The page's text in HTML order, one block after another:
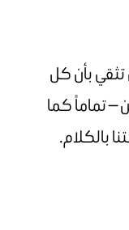
تثقي بأن كل
تماماً كما
بالكلام.